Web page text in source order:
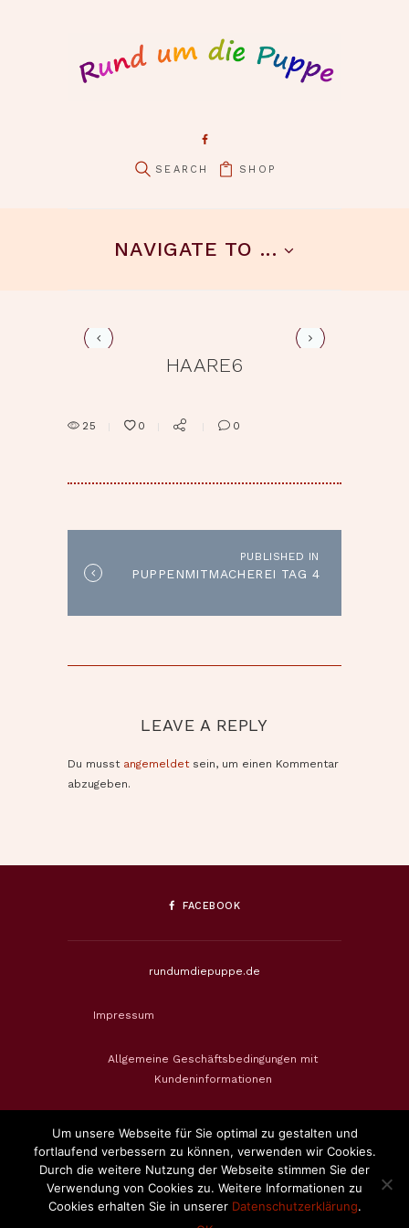
SHOP
NAVIGATE TO ...
haare7
HAARE6
25 0 0
PUBLISHED IN
post:
PUPPENMITMACHEREI TAG 4
LEAVE A REPLY
Du musst angemeldetsein, um einen Kommentar
abzugeben.
FACEBOOK
rundumdiepuppe.de
Impressum
Allgemeine Geschäftsbedingungen mit
Kundeninformationen
Widerrufsbelehrung & Widerrufsformular
Zahlungsweisen
Um unsere Webseite für Sie optimal zu gestalten und
fortlaufend verbessern zu können, verwenden wir Cookies.
Durch die weitere Nutzung der Webseite stimmen Sie der
Verwendung von Cookies zu. Weitere Informationen zu
Cookies erhalten Sie in unserer Datenschutzerklärung.